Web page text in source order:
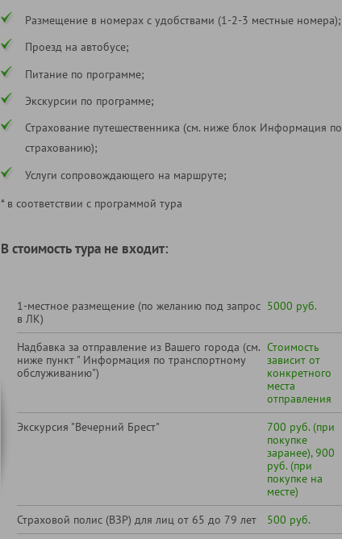
Размещение в номерах с удобствами (1-2-3 местные номера);
Проезд на автобусе;
Питание по программе;
Экскурсии по программе;
Страхование путешественника (см. ниже блок Информация по
страхованию);
Услуги сопровождающего на маршруте;
* в соответствии с программой тура
В стоимость тура не входит:
1-местное размещение (по желанию под запрос
в ЛК)
5000 руб.
Надбавка за отправление из Вашего города (см.
ниже пункт " Информация по транспортному
обслуживанию")
Стоимость
зависит от
конкретного
места
отправления
Экскурсия "Вечерний Брест"
700 руб. (при
покупке
заранее), 900
руб. (при
покупке на
месте)
Страховой полис (ВЗР) для лиц от 65 до 79 лет
500 руб.